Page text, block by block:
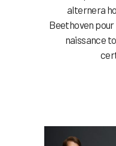
alternera
Beethoven pour
naissance